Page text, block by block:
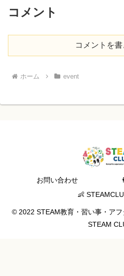
コメント
コメントを
ホーム event
お問い合わせ
👶
© 2022 STEAM教育・習い事・アフ
STEAM